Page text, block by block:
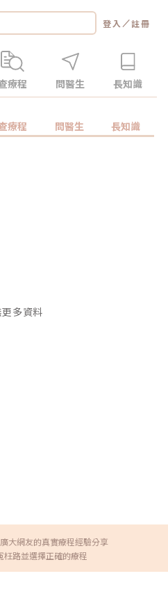
登入 ／註冊
療程 問醫生 長知識
療程 問醫生 長知識
多資料
大網友的真實療程經驗分享
枉路並選擇正確的療程